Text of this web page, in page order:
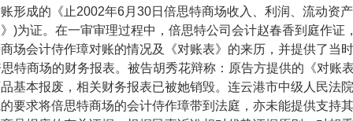
形成的《止2002年6月 30日倍思特商场收入、利润、流动资
)为证。在一审审理过程中，倍思特公司会计赵春香到庭作证
场会计侍作璋对账的情况及《对账表》的来历，并提供了当
特商场的财务报表。被告胡秀花辩称：原告方提供的《对账
基本报废，相关财务报表已被她销毁。连云港市中级人民法
要求将倍思特商场的会计侍作璋带到法庭，亦未能提供支持